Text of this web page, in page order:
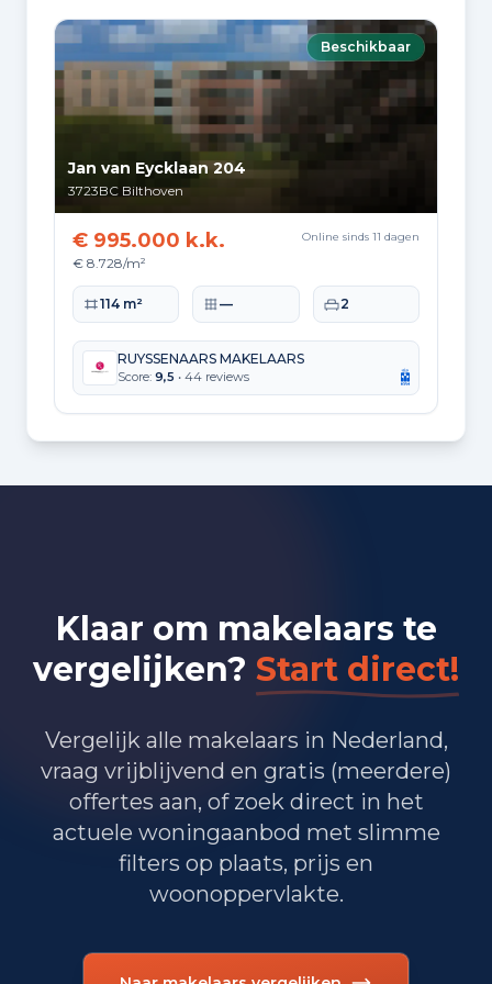
Gas: 1.167 • Elektriciteit: 2.880
Huurwoning
Gas: 776 • Elektriciteit: 1.980
Koopwoning
Gas: 1.253 • Elektriciteit: 3.195
Appartement
Gas: 683 • Elektriciteit: 1.816
Tussenwoning
Vrijstaande woning
Gas: 1.849 • Elektriciteit: 4.288
260
1.365
Overheid, onderwijs en zorg 885
Landbouw, bosbouw en visserij 10
Vervoer, informatie en communicatie
Financiele diensten en onroerendgoed
Cultuur, recreatie en overige diensten 330
Beschikbaar
Jan van Eycklaan 204
3723BC Bilthoven
€ 995.000 k.k.
€ 8.728/m²
Online sinds 11 dagen
Woonoppervlakte
114 m² Perceeloppervlakte
— Slaapkamers
2
RUYSSENAARS MAKELAARS
Score: 9,5 • 44 reviews
Klaar om makelaars te
vergelijken? Start direct!
Vergelijk alle makelaars in Nederland,
vraag vrijblijvend en gratis (meerdere)
offertes aan, of zoek direct in het
actuele woningaanbod met slimme
filters op plaats, prijs en
woonoppervlakte.